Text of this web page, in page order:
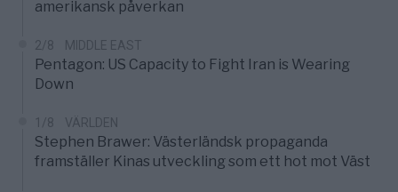
amerikansk påverkan
2/8 MIDDLE EAST
Pentagon: US Capacity to Fight Iran is Wearing
Down
1/8 VÄRLDEN
Stephen Brawer: Västerländsk propaganda
framställer Kinas utveckling som ett hot mot Väst